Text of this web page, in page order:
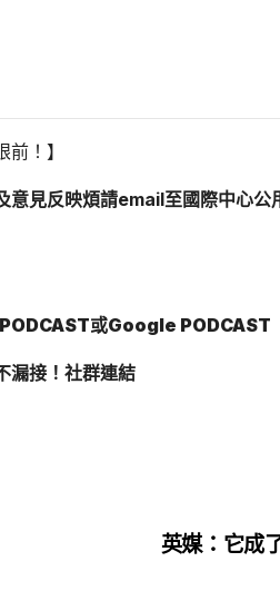
！】
意見反映煩請email至國際中心
或Google PODCAST
漏接！社群連結
英媒：它成